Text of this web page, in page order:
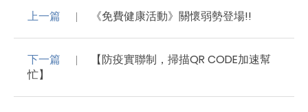
上一篇 《免費健康活動》關懷弱勢登場!!
下一篇
【防疫實聯制，掃描QR CODE加速幫
忙】